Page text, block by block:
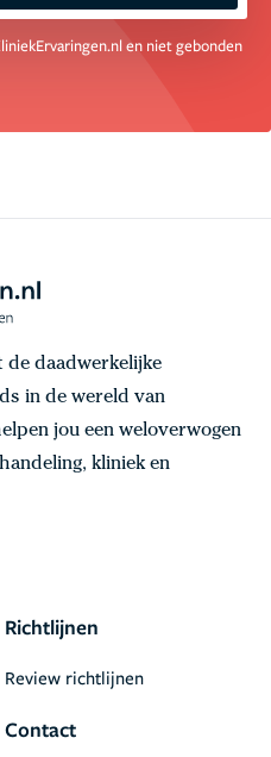
en niet gebonden
de daadwerkelijke
in de wereld van
jou een weloverwogen
kliniek en
Richtlijnen
Review richtlijnen
Contact